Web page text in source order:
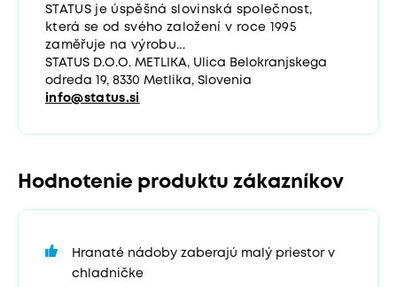
STATUS je úspěšná slovinská společnost,
která se od svého založení v roce 1995
zaměřuje na výrobu...
STATUS D.O.O. METLIKA, Ulica Belokranjskega
odreda 19, 8330 Metlika, Slovenia
info@status.si
Hodnotenie produktu zákazníkov
Hranaté nádoby zaberajú malý priestor v
chladničke